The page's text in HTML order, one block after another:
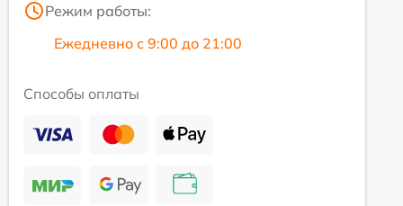
Режим работы:
Ежедневно с 9:00 до 21:00
Способы оплаты